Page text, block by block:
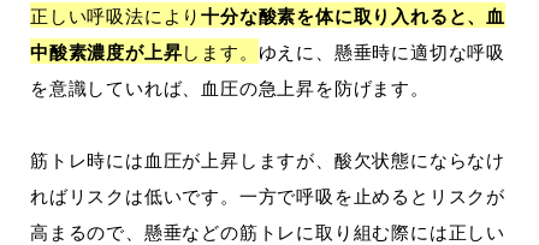
正しい呼吸法により十分な酸素を体に取り入れると、血
中酸素濃度が上昇します。 ゆえに、懸垂時に適切な呼吸
を意識していれば、血圧の急上昇を防げます。
筋トレ時には血圧が上昇しますが、酸欠状態にならなけ
ればリスクは低いです。一方で呼吸を止めるとリスクが
高まるので、懸垂などの筋トレに取り組む際には正しい